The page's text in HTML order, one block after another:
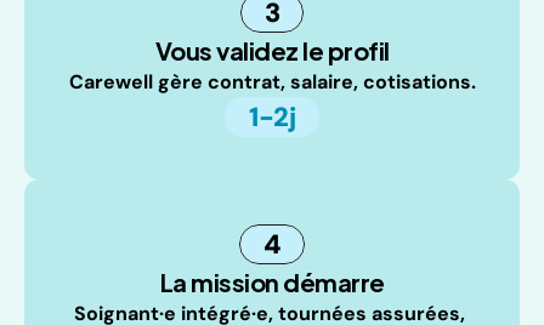
3
Vous validez le profil
Carewell gère contrat, salaire, cotisations.
1-2j
4
La mission démarre
Soignant·e intégré·e, tournées assurées,